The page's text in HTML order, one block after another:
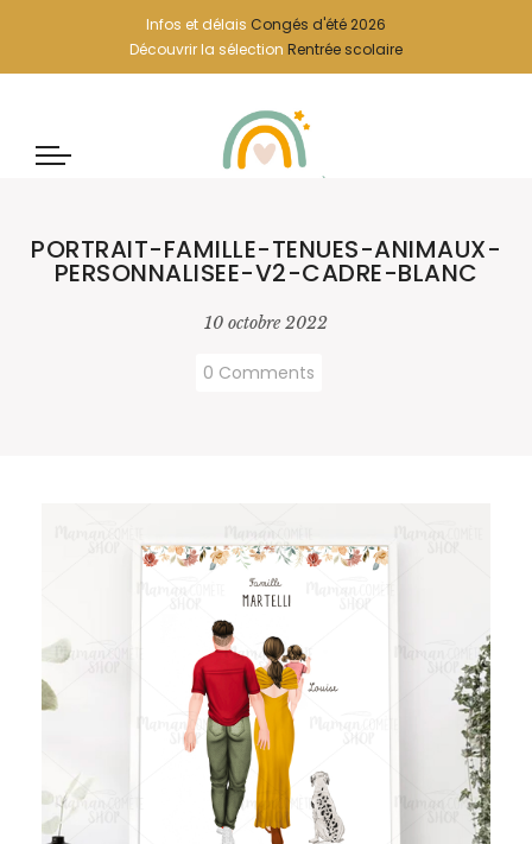
Infos et délais Congés d'été 2026
Découvrir la sélection Rentrée scolaire
PORTRAIT-FAMILLE-TENUES-ANIMAUX-
PERSONNALISEE-V2-CADRE-BLANC
10 octobre 2022
0 Comments